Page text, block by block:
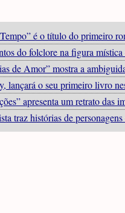
é o título do primeiro
do folclore na figura
de Amor” mostra a
lançará o seu primeiro livro
apresenta um retrato das
traz histórias de